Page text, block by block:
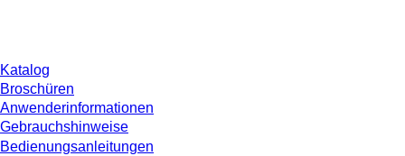
Katalog
Broschüren
Anwenderinformationen
Gebrauchshinweise
Bedienungsanleitungen